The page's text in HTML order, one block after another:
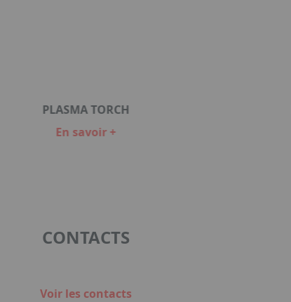
PLASMA TORCH
En savoir +
CONTACTS
Voir les contacts